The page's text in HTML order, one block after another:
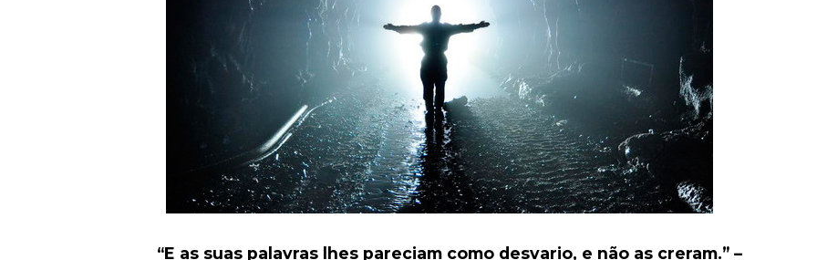
“E as suas palavras lhes pareciam como desvario, e não as creram.” –